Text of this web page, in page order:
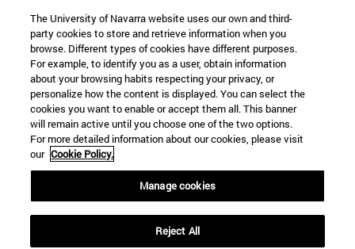
Información
TFNO +34 943 21 98 77
¿QUÉ GRADO TE INTERESA?
¿QUÉ MÁSTER TE INTERESA?
© Universidad de Navarra
Información legal
Accesibilidad
Configuración de cookies
Localizador de campus
The University of Navarra website uses our own and third-
party cookies to store and retrieve information when you
browse. Different types of cookies have different purposes.
For example, to identify you as a user, obtain information
about your browsing habits respecting your privacy, or
personalize how the content is displayed. You can select the
cookies you want to enable or accept them all. This banner
will remain active until you choose one of the two options.
For more detailed information about our cookies, please visit
our Cookie Policy.
Manage cookies
Reject All